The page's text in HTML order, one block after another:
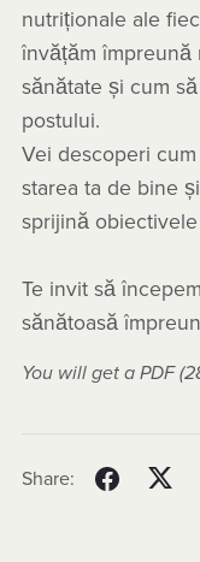
nutriționale ale
învățăm împreună
sănătate și cum
postului.
Vei descoperi
starea ta de bine
sprijină
Te invit să
sănătoasă
You will get a PDF
Share: